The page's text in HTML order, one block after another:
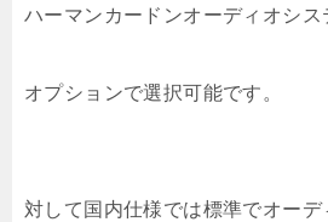
ハーマンカードンオーディオシス
オプションで選択可能です。
対して国内仕様では標準でオーデ